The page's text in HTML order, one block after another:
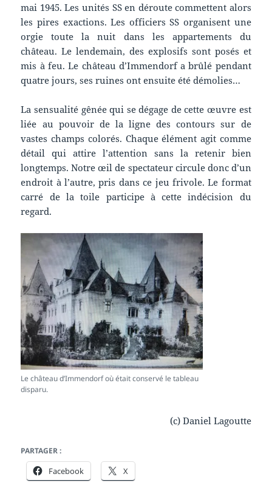
mai 1945. Les unités SS en déroute commettent alors
les pires exactions. Les officiers SS organisent une
orgie toute la nuit dans les appartements du
château. Le lendemain, des explosifs sont posés et
mis à feu. Le château d’Immendorf a brûlé pendant
quatre jours, ses ruines ont ensuite été démolies…
La sensualité gênée qui se dégage de cette œuvre est
liée au pouvoir de la ligne des contours sur de
vastes champs colorés. Chaque élément agit comme
détail qui attire l’attention sans la retenir bien
longtemps. Notre œil de spectateur circule donc d’un
endroit à l’autre, pris dans ce jeu frivole. Le format
carré de la toile participe à cette indécision du
regard.
Le château d’Immendorf où était conservé le tableau
disparu.
(c) Daniel Lagoutte
PARTAGER :
Facebook X